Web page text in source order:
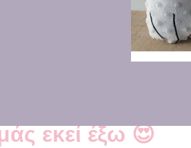
εκεί έξω 😍